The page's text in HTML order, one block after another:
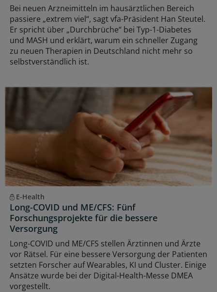
Bei neuen Arzneimitteln im hausärztlichen Bereich
passiere „extrem viel“, sagt vfa-Präsident Han Steutel.
Er spricht über „Durchbrüche“ bei Typ-1-Diabetes
und MASH und erklärt, warum ein schneller Zugang
zu neuen Therapien in Deutschland nicht mehr so
selbstverständlich ist.
E-Health
Long-COVID und ME/CFS: Fünf
Forschungsprojekte für die bessere
Versorgung
Long-COVID und ME/CFS stellen Ärztinnen und Ärzte
vor Rätsel. Für eine bessere Versorgung der Patienten
setzten Forscher auf Wearables, KI und Cluster. Einige
Ansätze wurde bei der Digital-Health-Messe DMEA
vorgestellt.